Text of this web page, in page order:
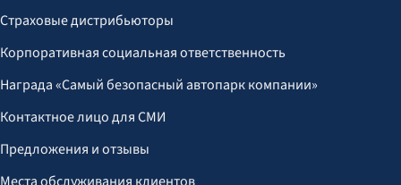
Страховые дистрибьюторы
Корпоративная социальная ответственность
Награда «Самый безопасный автопарк компании»
Контактное лицо для СМИ
Предложения и отзывы